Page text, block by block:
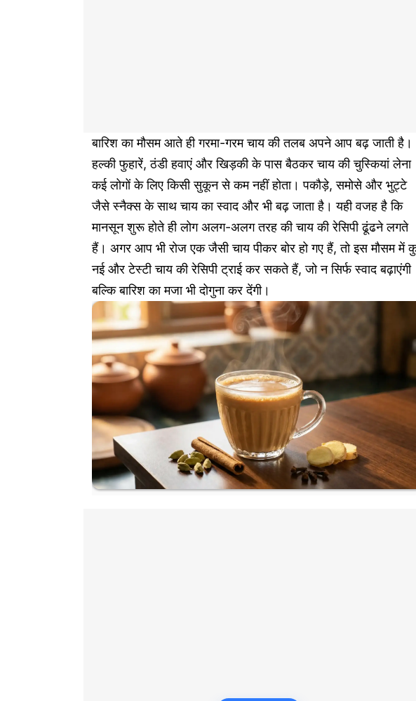
बारिश का मौसम आते ही गरमा-गरम चाय की तलब अपने आप बढ़ जाती है।
हल्की फुहारें, ठंडी हवाएं और खिड़की के पास बैठकर चाय की चुस्कियां लेना
कई लोगों के लिए किसी सुकून से कम नहीं होता। पकौड़े, समोसे और भुट्टे
जैसे स्नैक्स के साथ चाय का स्वाद और भी बढ़ जाता है। यही वजह है कि
मानसून शुरू होते ही लोग अलग-अलग तरह की चाय की रेसिपी ढूंढने लगते
हैं। अगर आप भी रोज एक जैसी चाय पीकर बोर हो गए हैं, तो इस मौसम में
नई और टेस्टी चाय की रेसिपी ट्राई कर सकते हैं, जो न सिर्फ स्वाद बढ़ाएंगी
बल्कि बारिश का मजा भी दोगुना कर देंगी।